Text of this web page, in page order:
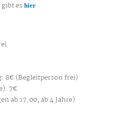
gibt eshier
8€ (Begleitperson frei)
7€
ab 17.00, ab 4 Jahre)